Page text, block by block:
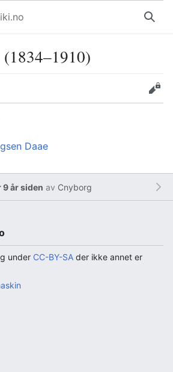
Søk
Rediger
Daae
år siden av Cnyborg
under CC-BY-SA der ikke annet er